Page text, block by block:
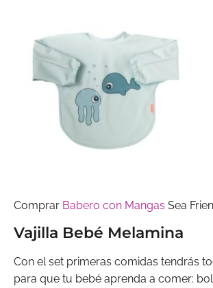
Comprar Babero con Mangas Sea
Vajilla Bebé Melamina
Con el set primeras comidas tendrás
para que tu bebé aprenda a comer: